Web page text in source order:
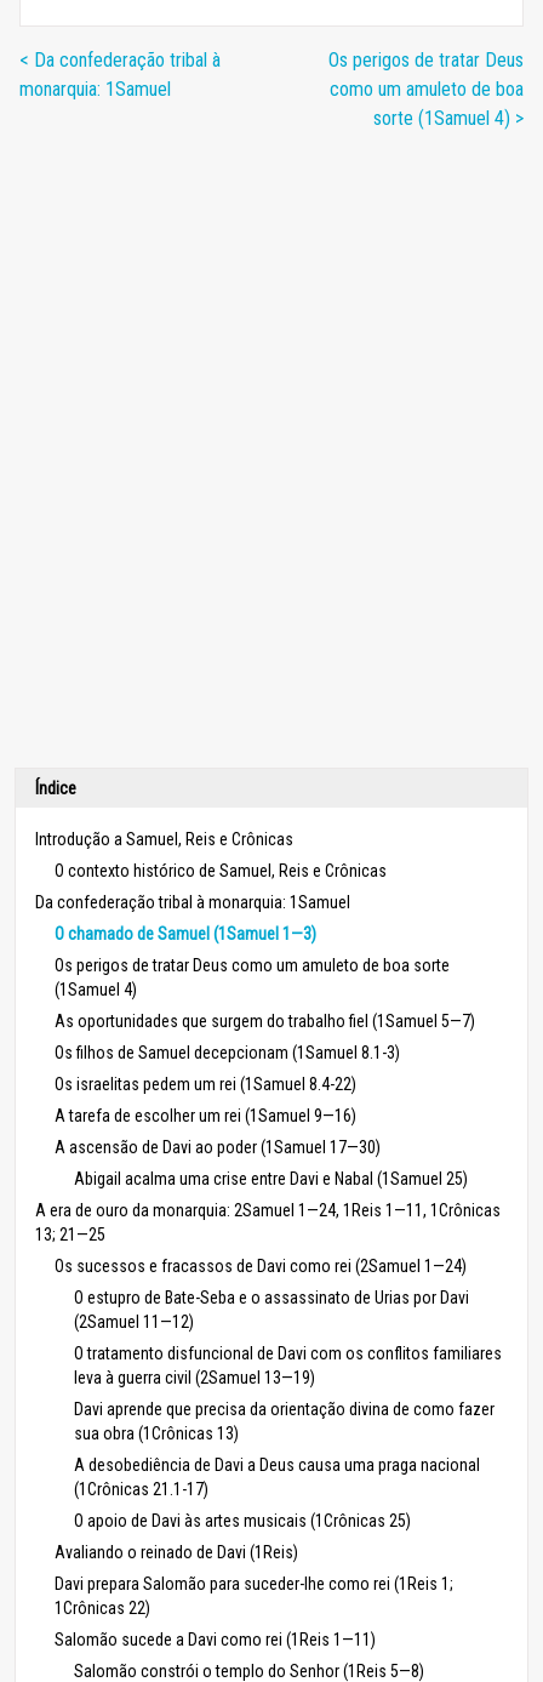
< Da confederação tribal à
monarquia: 1Samuel
Os perigos de tratar Deus
como um amuleto de boa
sorte (1Samuel 4) >
Índice
Introdução a Samuel, Reis e Crônicas
O contexto histórico de Samuel, Reis e Crônicas
Da confederação tribal à monarquia: 1Samuel
O chamado de Samuel (1Samuel 1—3)
Os perigos de tratar Deus como um amuleto de boa sorte
(1Samuel 4)
As oportunidades que surgem do trabalho fiel (1Samuel 5—7)
Os filhos de Samuel decepcionam (1Samuel 8.1-3)
Os israelitas pedem um rei (1Samuel 8.4-22)
A tarefa de escolher um rei (1Samuel 9—16)
A ascensão de Davi ao poder (1Samuel 17—30)
Abigail acalma uma crise entre Davi e Nabal (1Samuel 25)
A era de ouro da monarquia: 2Samuel 1—24, 1Reis 1—11, 1Crônicas
13; 21—25
Os sucessos e fracassos de Davi como rei (2Samuel 1—24)
O estupro de Bate-Seba e o assassinato de Urias por Davi
(2Samuel 11—12)
O tratamento disfuncional de Davi com os conflitos familiares
leva à guerra civil (2Samuel 13—19)
Davi aprende que precisa da orientação divina de como fazer
sua obra (1Crônicas 13)
A desobediência de Davi a Deus causa uma praga nacional
(1Crônicas 21.1-17)
O apoio de Davi às artes musicais (1Crônicas 25)
Avaliando o reinado de Davi (1Reis)
Davi prepara Salomão para suceder-lhe como rei (1Reis 1;
1Crônicas 22)
Salomão sucede a Davi como rei (1Reis 1—11)
Salomão constrói o templo do Senhor (1Reis 5—8)